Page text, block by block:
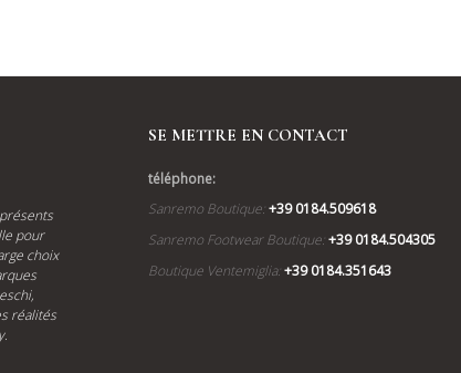
pour
choix
réalités
SE METTRE EN CONTACT
téléphone:
Sanremo Boutique:+39 0184.509618
Sanremo Footwear Boutique:+39 0184.504305
Boutique Ventemiglia:+39 0184.351643